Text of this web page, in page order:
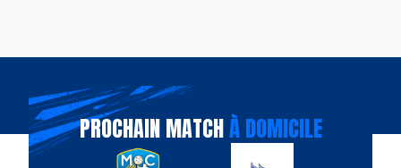
PROCHAIN MATCHÀ DOMICILE